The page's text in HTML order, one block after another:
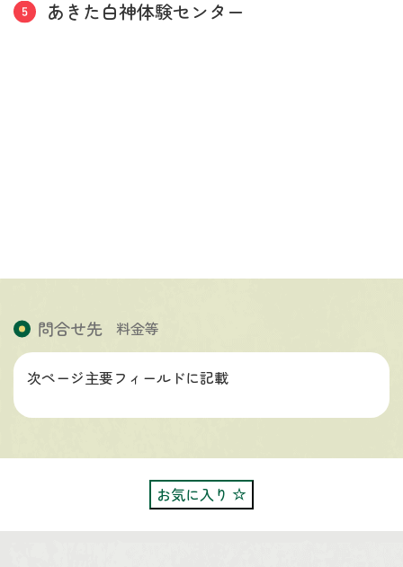
あきた白神体験センター
問合せ先 料金等
次ページ主要フィールドに記載
お気に入り